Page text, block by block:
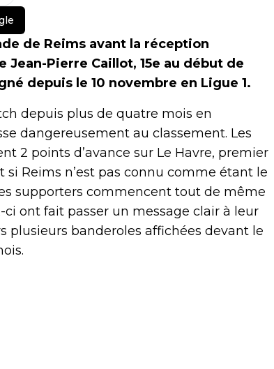
de Reims avant la réception
Jean-Pierre Caillot, 15e au début de
depuis le 10 novembre en Ligue 1.
depuis plus de quatre mois en
dangereusement au classement. Les
2 points d’avance sur Le Havre, premier
Reims n’est pas connu comme étant le
supporters commencent tout de même
ont fait passer un message clair à leur
plusieurs banderoles affichées devant le